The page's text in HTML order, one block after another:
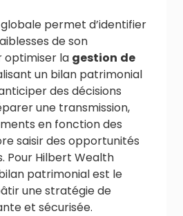
permet d’identifier
de son
optimiser la gestion de
un bilan patrimonial
des décisions
une transmission,
en fonction des
saisir des opportunités
Pour Hilbert Wealth
patrimonial est le
une stratégie de
et sécurisée.